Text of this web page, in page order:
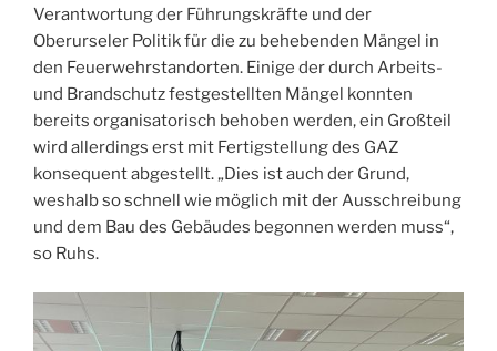
Verantwortung der Führungskräfte und der
Oberurseler Politik für die zu behebenden Mängel in
den Feuerwehrstandorten. Einige der durch Arbeits-
und Brandschutz festgestellten Mängel konnten
bereits organisatorisch behoben werden, ein Großteil
wird allerdings erst mit Fertigstellung des GAZ
konsequent abgestellt. „Dies ist auch der Grund,
weshalb so schnell wie möglich mit der Ausschreibung
und dem Bau des Gebäudes begonnen werden muss“,
so Ruhs.